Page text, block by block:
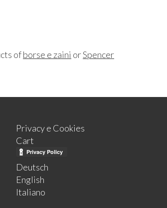
ofborse e zaini orSpencer
Privacy e Cookies
Cart
Deutsch
English
Italiano